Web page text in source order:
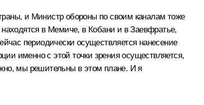
и Министр обороны по своим каналам тоже
в Мемиче, в Кобани и в Заевфратье,
периодически осуществляется нанесение
именно с этой точки зрения осуществляется,
мы решительны в этом плане. И я